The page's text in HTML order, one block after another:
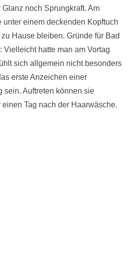
noch Sprungkraft. Am
unter einem deckenden Kopftuch
Hause bleiben. Gründe für Bad
Vielleicht hatte man am Vortag
sich allgemein nicht besonders
erste Anzeichen einer
sein. Auftreten können sie
Tag nach der Haarwäsche.